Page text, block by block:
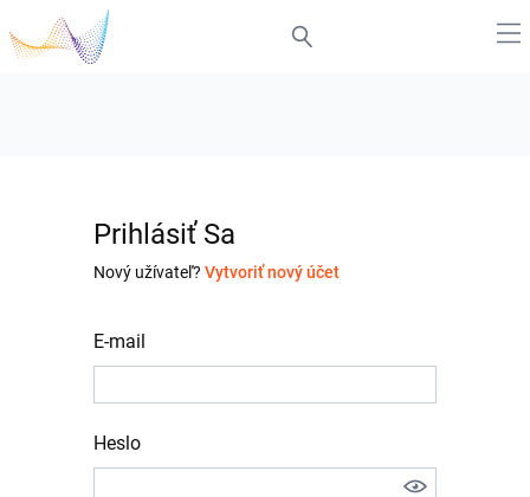
Prihlásiť Sa
Nový užívateľ? Vytvoriť nový účet
E-mail
Heslo